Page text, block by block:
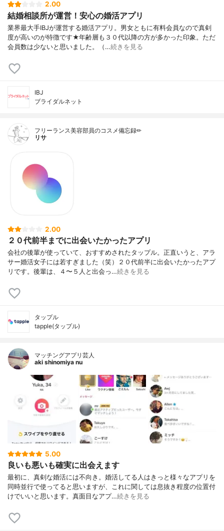
2.00
結婚相談所が運営！安心の婚活アプリ
業界最大手IBJが運営する婚活アプリ。男女ともに有料会員なので真剣
度が高いのが特徴です★年齢層も３０代以降の方が多かった印象。ただ
会員数は少ないと思いました。（…続きを見る
IBJ
ブライダルネット
フリーランス美容部員のコスメ備忘録✏︎
リサ
2.00
２０代前半までに出会いたかったアプリ
会社の後輩が使っていて、おすすめされたタップル。正直いうと、アラ
サー婚活女子には若すぎました（笑）２０代前半に出会いたかったアプ
リです。後輩は、４〜５人と出会っ…続きを見る
タップル
tapple(タップル)
マッチングアプリ芸人
aki shinomiya nu
5.00
良いも悪いも確実に出会えます
最初に、真剣な婚活には不向き。婚活してる人はきっと様々なアプリを
同時並行で使ってると思いますが、これに関しては息抜き程度の位置付
けでいいと思います。真面目なアプ…続きを見る